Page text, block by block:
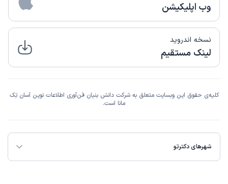
وب اپلیکیشن
نسخه اندروید
لینک مستقیم
کلیه‌ی حقوق این وبسایت متعلق به شرکت دانش بنیان فن‌آوری اطلاعات نوین آسان تِک
مانا است.
شهرهای دکترتو